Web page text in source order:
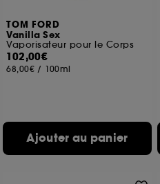
TOM FORD
Vanilla Sex
Vaporisateur pour le Corps
102,00€
68,00€ / 100ml
Ajouter au panier